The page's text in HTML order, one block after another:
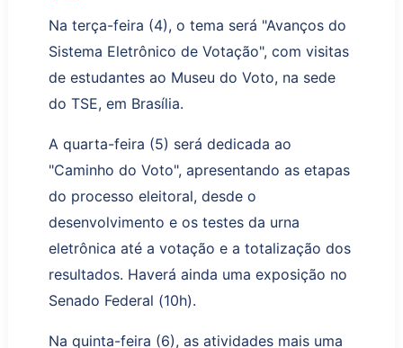
Na terça-feira (4), o tema será "Avanços do
Sistema Eletrônico de Votação", com visitas
de estudantes ao Museu do Voto, na sede
do TSE, em Brasília.
A quarta-feira (5) será dedicada ao
"Caminho do Voto", apresentando as etapas
do processo eleitoral, desde o
desenvolvimento e os testes da urna
eletrônica até a votação e a totalização dos
resultados. Haverá ainda uma exposição no
Senado Federal (10h).
Na quinta-feira (6), as atividades mais uma